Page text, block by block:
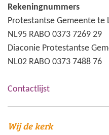
Rekeningnummers
Protestantse Gemeente te
NL95 RABO 0373 7269 29
Diaconie Protestantse
NL02 RABO 0373 7488 76
Contactlijst
Wij de kerk